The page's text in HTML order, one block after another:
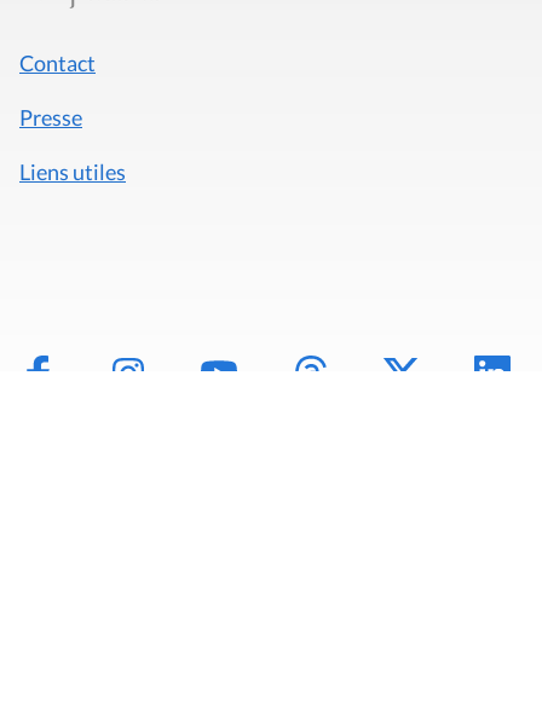
Contact
Presse
Liens utiles